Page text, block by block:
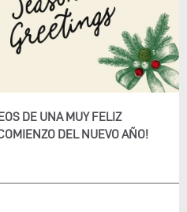
DE UNA MUY FELIZ
DEL NUEVO AÑO!